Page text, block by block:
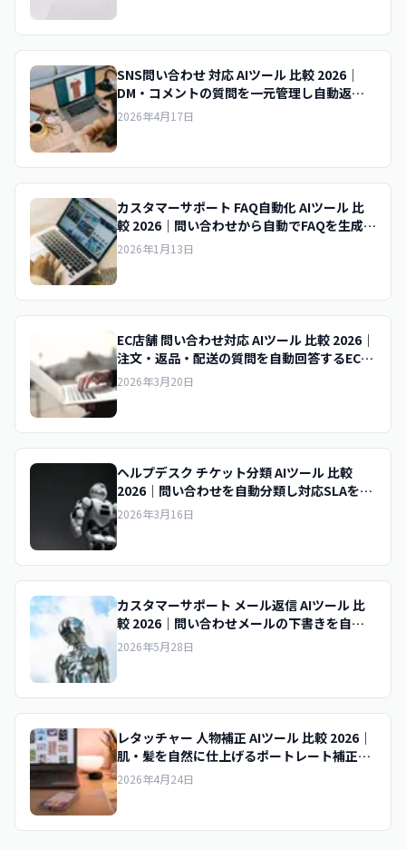
SNS問い合わせ 対応 AIツール 比較 2026｜
DM・コメントの質問を一元管理し自動返信
するAIの選び方
2026年4月17日
カスタマーサポート FAQ自動化 AIツール 比
較 2026｜問い合わせから自動でFAQを生成・
更新するCS向けAIの選び方
2026年1月13日
EC店舗 問い合わせ対応 AIツール 比較 2026｜
注文・返品・配送の質問を自動回答するEC向
けAIの選び方
2026年3月20日
ヘルプデスク チケット分類 AIツール 比較
2026｜問い合わせを自動分類し対応SLAを守
るAIの選び方
2026年3月16日
カスタマーサポート メール返信 AIツール 比
較 2026｜問い合わせメールの下書きを自動
生成するCS向けAIの選び方
2026年5月28日
レタッチャー 人物補正 AIツール 比較 2026｜
肌・髪を自然に仕上げるポートレート補正AI
の選び方
2026年4月24日